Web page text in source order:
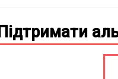
Підтримати